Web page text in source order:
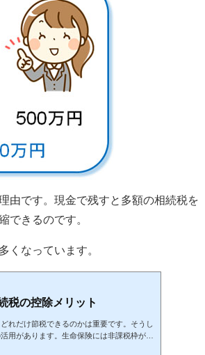
由です。現金で残すと多額の相続税を
できるのです。
くなっています。
税の控除メリット
れだけ節税できるのかは重要です。そうし
用があります。生命保険には非課税枠が設